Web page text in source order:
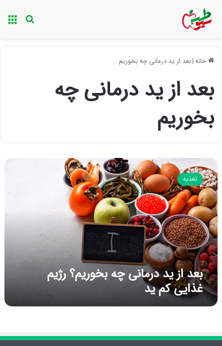
خانه|بعد از ید درمانی چه بخوریم
بعد از ید درمانی چه
بخوریم
ب
ع
د
ا
ز
ی
د
د
ر
م
ا
ن
ی
چ
و
تغذیه
بعد از ید درمانی چه بخوریم؟ رژیم
غذایی کم ید